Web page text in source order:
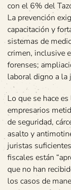
con el 6% del
La prevención
capacitación y
sistemas de
crimen, inclusive
forenses;
laboral digno a la
Lo que se hace
empresarios
de seguridad,
asalto y
juristas
fiscales están
que no han
los casos de